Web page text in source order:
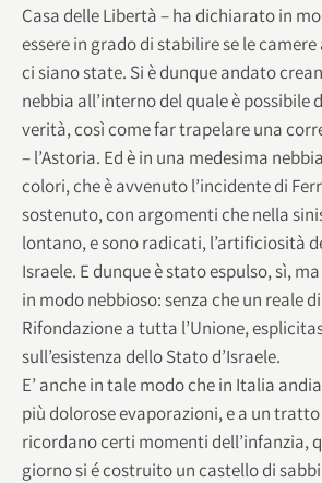
Casa delle Libertà – ha dichiarato in
essere in grado di stabilire se le camere
ci siano state. Si è dunque andato
nebbia all’interno del quale è possibile
verità, così come far trapelare una
– l’Astoria. Ed è in una medesima
colori, che è avvenuto l’incidente di
sostenuto, con argomenti che nella
lontano, e sono radicati, l’artificiosità
Israele. E dunque è stato espulso, sì,
in modo nebbioso: senza che un reale
Rifondazione a tutta l’Unione,
sull’esistenza dello Stato d’Israele.
E’ anche in tale modo che in Italia
più dolorose evaporazioni, e a un
ricordano certi momenti dell’infanzia,
giorno si é costruito un castello di